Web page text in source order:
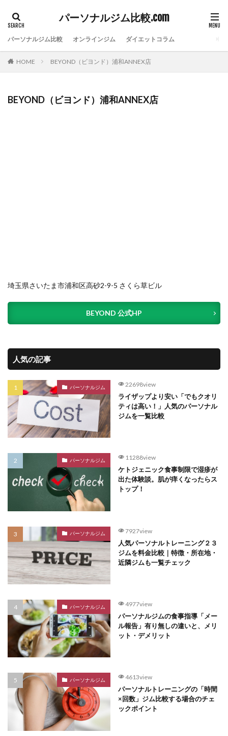
パーソナルジム比較.com
パーソナルジム比較 オンラインジム ダイエットコラム
HOME BEYOND（ビヨンド）浦和ANNEX店
BEYOND（ビヨンド）浦和ANNEX店
埼玉県さいたま市浦和区高砂2-9-5 さくら草ビル
BEYOND 公式HP
人気の記事
パーソナルジム 22698view
ライザップより安い「でもクオリ
ティは高い！」人気のパーソナル
ジムを一覧比較
パーソナルジム 11288view
ケトジェニック食事制限で湿疹が
出た体験談。肌が痒くなったらス
トップ！
パーソナルジム 7927view
人気パーソナルトレーニング２３
ジムを料金比較｜特徴・所在地・
近隣ジムも一覧チェック
パーソナルジム 4977view
パーソナルジムの食事指導「メー
ル報告」有り無しの違いと、メリ
ット・デメリット
パーソナルジム 4613view
パーソナルトレーニングの「時間
×回数」ジム比較する場合のチェ
ックポイント